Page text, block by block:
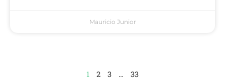
Mauricio Junior
1 2 3 … 33